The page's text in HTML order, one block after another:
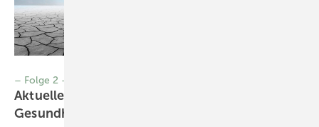
– Folge 2 –
Aktuelles aus dem Arbeits- und
­Gesundheitsschutz